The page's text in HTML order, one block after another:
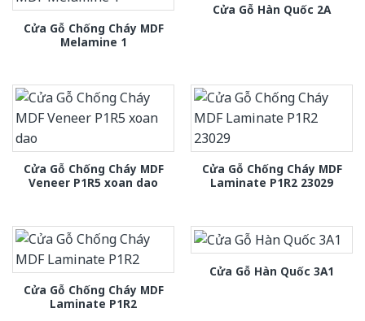
Cửa Gỗ Chống Cháy MDF
Melamine 1
Cửa Gỗ Hàn Quốc 2A
Cửa Gỗ Chống Cháy MDF
Veneer P1R5 xoan dao
Cửa Gỗ Chống Cháy MDF
Laminate P1R2 23029
Cửa Gỗ Chống Cháy MDF
Laminate P1R2
Cửa Gỗ Hàn Quốc 3A1